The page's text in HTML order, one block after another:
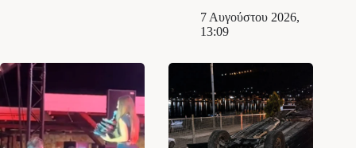
7 Αυγούστου 2026,
13:09